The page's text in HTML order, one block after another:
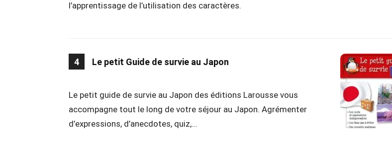
l’apprentissage de l’utilisation des caractères.
4 Le petit Guide de survie au Japon
Le petit guide de survie au Japon des éditions Larousse vous
accompagne tout le long de votre séjour au Japon. Agrémenter
d’expressions, d’anecdotes, quiz,…